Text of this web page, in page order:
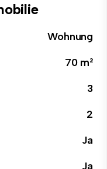
Wohnung
70 m²
3
2
Ja
Ja